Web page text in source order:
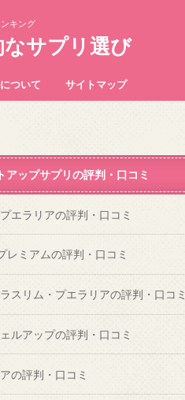
キング
サプリ選び
ついて サイトマップ
アップサプリの評判・口コミ
エラリアの評判・口コミ
レミアムの評判・口コミ
スリム・プエラリアの評判・口コミ
ルアップの評判・口コミ
の評判・口コミ